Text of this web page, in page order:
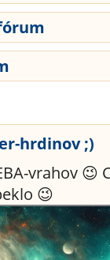
hrdinov ;)
vrahov 😉
😉